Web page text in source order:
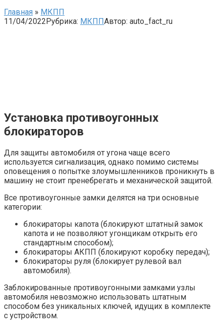
Главная » МКПП
11/04/2022Рубрика: МКППАвтор: auto_fact_ru
Установка противоугонных
блокираторов
Для защиты автомобиля от угона чаще всего
используется сигнализация, однако помимо системы
оповещения о попытке злоумышленников проникнуть в
машину не стоит пренебрегать и механической защитой.
Все противоугонные замки делятся на три основные
категории:
блокираторы капота (блокируют штатный замок
капота и не позволяют угонщикам открыть его
стандартным способом);
блокираторы АКПП (блокируют коробку передач);
блокираторы руля (блокирует рулевой вал
автомобиля).
Заблокированные противоугонными замками узлы
автомобиля невозможно использовать штатным
способом без уникальных ключей, идущих в комплекте
с устройством.